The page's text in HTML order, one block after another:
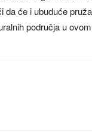
da će i ubuduće
područja u